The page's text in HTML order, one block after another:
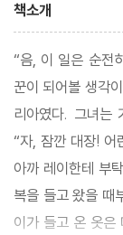
책소개
“음, 이 일은 순전
꾼이 되어볼 생각
리아였다. 그녀는
“자, 잠깐 대장! 어
아까 레이한테 부
복을 들고 왔을 때
이가 들고 온 옷은